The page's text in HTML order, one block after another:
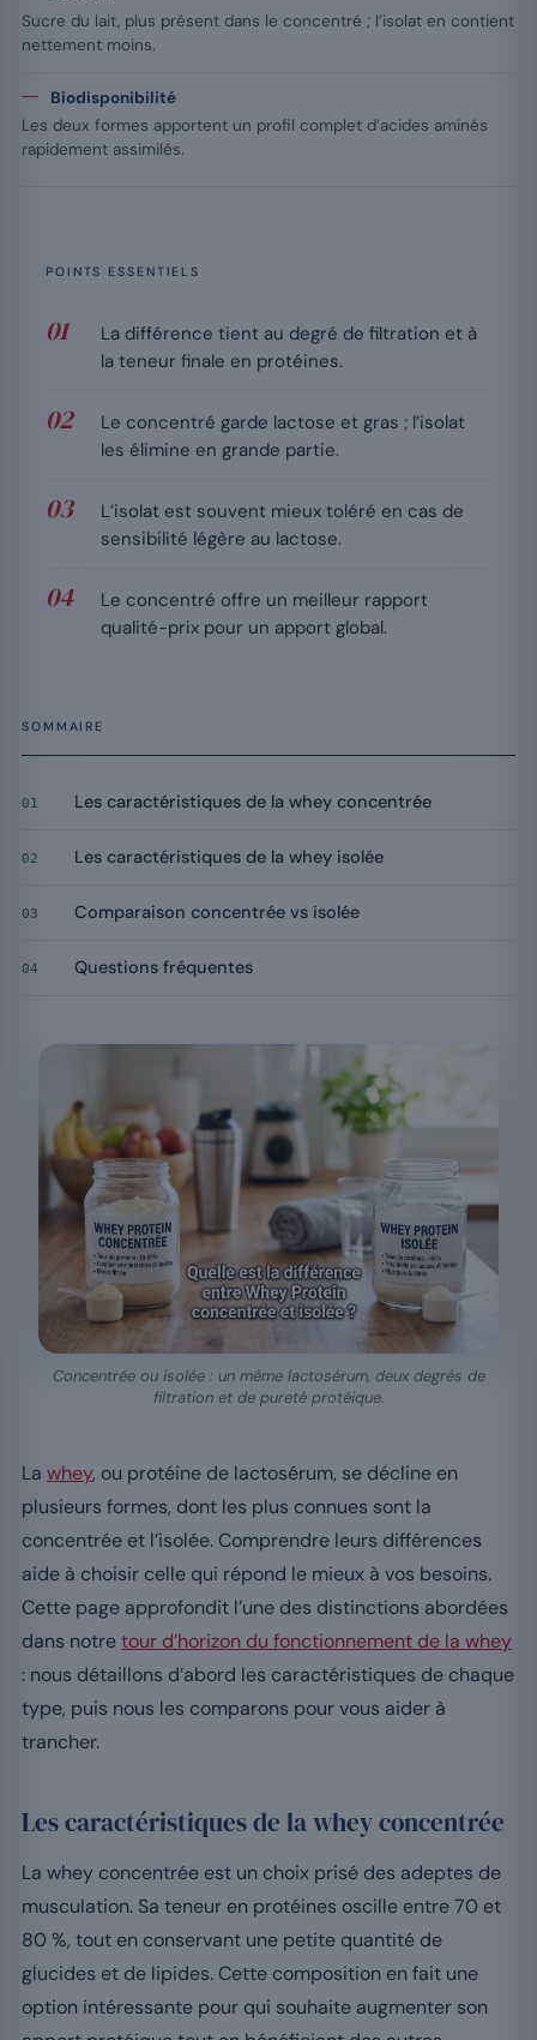
Sucre du lait, plus présent dans le concentré ; l’isolat en contient
nettement moins.
Biodisponibilité
Les deux formes apportent un profil complet d’acides aminés
rapidement assimilés.
POINTS ESSENTIELS
La différence tient au degré de filtration et à
la teneur finale en protéines.
Le concentré garde lactose et gras ; l’isolat
les élimine en grande partie.
L’isolat est souvent mieux toléré en cas de
sensibilité légère au lactose.
Le concentré offre un meilleur rapport
qualité-prix pour un apport global.
SOMMAIRE
01 Les caractéristiques de la whey concentrée
02 Les caractéristiques de la whey isolée
03 Comparaison concentrée vs isolée
04 Questions fréquentes
Concentrée ou isolée : un même lactosérum, deux degrés de
filtration et de pureté protéique.
La whey, ou protéine de lactosérum, se décline en
plusieurs formes, dont les plus connues sont la
concentrée et l’isolée. Comprendre leurs différences
aide à choisir celle qui répond le mieux à vos besoins.
Cette page approfondit l’une des distinctions abordées
dans notretour d’horizon du fonctionnement de la whey
: nous détaillons d’abord les caractéristiques de chaque
type, puis nous les comparons pour vous aider à
trancher.
Les caractéristiques de la whey concentrée
La whey concentrée est un choix prisé des adeptes de
musculation. Sa teneur en protéines oscille entre 70 et
80 %, tout en conservant une petite quantité de
glucides et de lipides. Cette composition en fait une
option intéressante pour qui souhaite augmenter son